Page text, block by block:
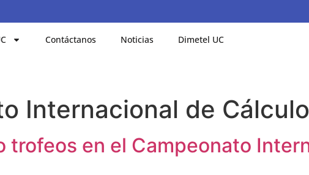
Contáctanos Noticias Dimetel UC
Internacional de Cálculo
trofeos en el Campeonato